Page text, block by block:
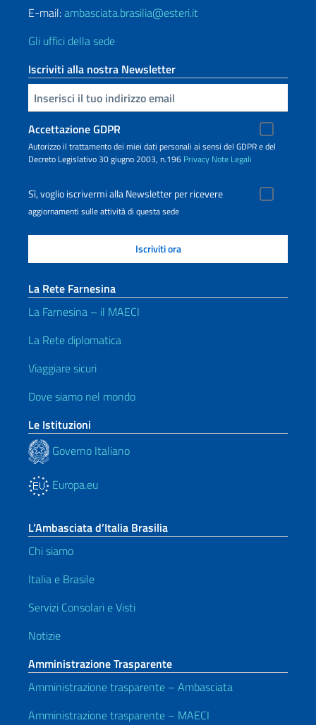
E-mail:ambasciata.brasilia@esteri.it
Gli uffici della sede
Iscriviti alla nostra Newsletter
Inserisci la tua email
Accettazione GDPR
Autorizzo il trattamento dei miei dati personali ai sensi del GDPR e del
Decreto Legislativo 30 giugno 2003, n.196 Privacy Note Legali
Sì, voglio iscrivermi alla Newsletter per ricevere
aggiornamenti sulle attività di questa sede
La Rete Farnesina
La Farnesina – il MAECI
La Rete diplomatica
Viaggiare sicuri
Dove siamo nel mondo
Le Istituzioni
Governo Italiano
Europa.eu
L’Ambasciata d’Italia Brasilia
Chi siamo
Italia e Brasile
Servizi Consolari e Visti
Notizie
Amministrazione Trasparente
Amministrazione trasparente – Ambasciata
Amministrazione trasparente – MAECI